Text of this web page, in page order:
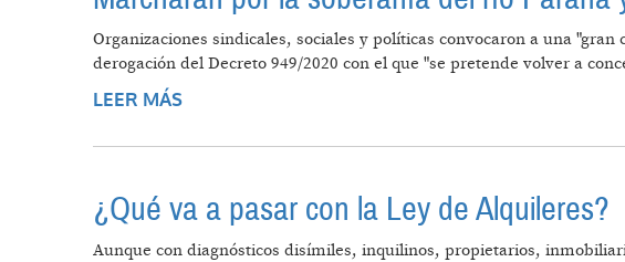
Organizaciones sindicales, sociales y políticas convocaron a una
derogación del Decreto 949/2020 con el que "se pretende volver a
LEER MÁS
¿Qué va a pasar con la Ley de Alquileres?
Aunque con diagnósticos disímiles, inquilinos, propietarios,